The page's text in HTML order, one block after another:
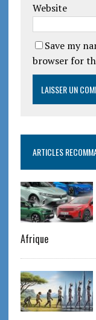
Website
Save my
browser for
ARTICLES
Afrique